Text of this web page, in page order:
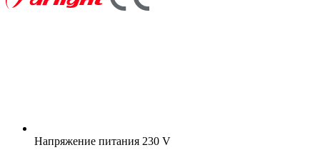
Напряжение питания 230 V